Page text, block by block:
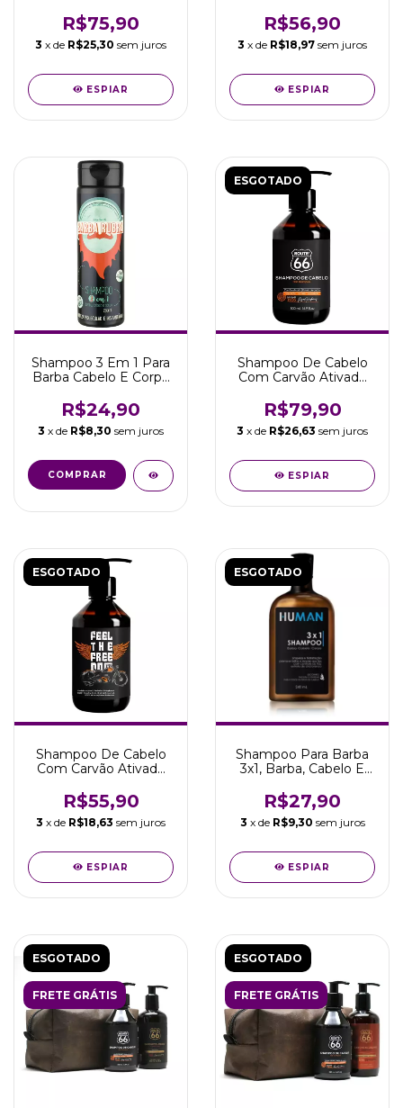
R$75,90
3 x de R$25,30 sem juros
ESPIAR
R$56,90
3 x de R$18,97 sem juros
ESPIAR
Shampoo 3 Em 1 Para
Barba Cabelo E Corpo
R$24,90
3 x de R$8,30 sem juros
ESGOTADO
Shampoo De Cabelo
Com Carvão Ativado
R$79,90
3 x de R$26,63 sem juros
ESPIAR
ESGOTADO
Shampoo De Cabelo
Com Carvão Ativado
R$55,90
3 x de R$18,63 sem juros
ESPIAR
ESGOTADO
Shampoo Para Barba
3x1, Barba, Cabelo E
R$27,90
3 x de R$9,30 sem juros
ESPIAR
ESGOTADO
FRETE GRÁTIS
ESGOTADO
FRETE GRÁTIS